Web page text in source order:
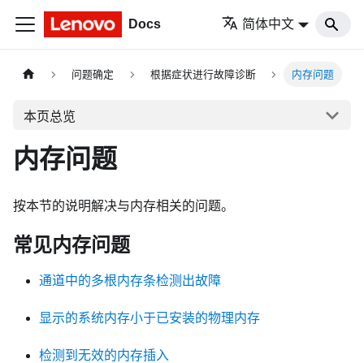
Docs 简体中文
问题确定 根据症状进行故障诊断 内存问题
本页总览
内存问题
按本节的说明解决与内存相关的问题。
常见内存问题
通道中的多根内存条检测出故障
显示的系统内存小于已安装的物理内存
检测到无效的内存插入